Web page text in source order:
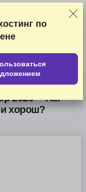
тестирования
и наши коммерческие
содержатся
о рекламе
US$
2026 – Так
хорош?
по